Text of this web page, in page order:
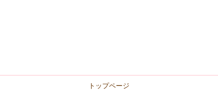
トップページ